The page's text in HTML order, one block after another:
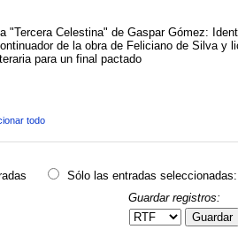
La "Tercera Celestina" de Gaspar Gómez:
de la obra de Feliciano de Silva y
para un final pactado
todo
Sólo las entradas seleccionadas:
Guardar registros:
Guardar